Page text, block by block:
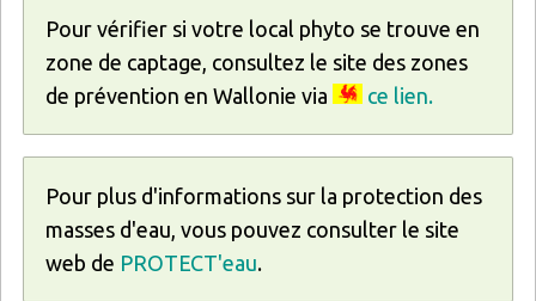
Pour vérifier si votre local phyto se trouve en
zone de captage, consultez le site des zones
de prévention en Wallonie via
ce lien.
Pour plus d'informations sur la protection des
masses d'eau, vous pouvez consulter le site
web de PROTECT'eau.